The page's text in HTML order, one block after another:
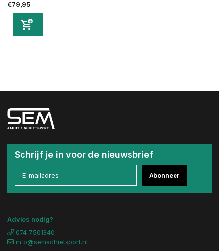
€79,95
Schrijf je in voor de nieuwsbrief
Abonneer
Advies nodig?
074 7501340
info@semschietsport.nl